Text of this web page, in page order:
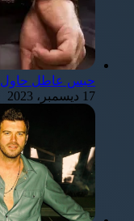
حبس عاطل حاول ترويج 8 كيلو «حشيش»
17 ديسمبر، 2023